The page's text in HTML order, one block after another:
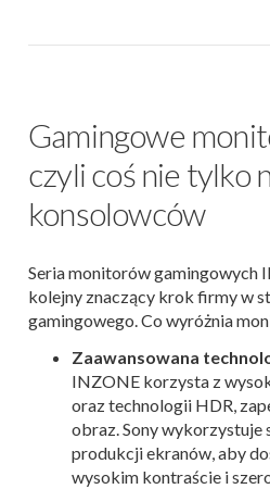
Gamingowe
czyli coś nie tylko
konsolowców
Seria monitorów gamingowych
kolejny znaczący krok firmy w
gamingowego. Co wyróżnia
Zaawansowana
INZONE korzysta z
oraz technologii HDR,
obraz. Sony wykorzystuje
produkcji ekranów, aby
wysokim kontraście i